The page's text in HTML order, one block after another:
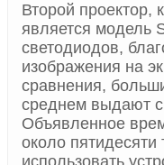
Второй проектор,
является модель
светодиодов,
изображения на
сравнения,
среднем выдают
Объявленное
около пятидесяти